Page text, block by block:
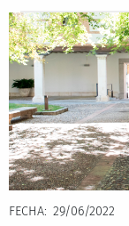
FECHA 29/06/2022